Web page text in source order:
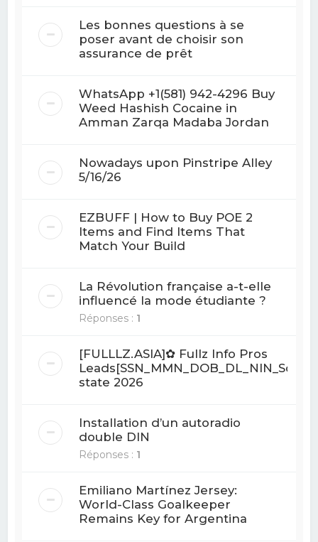
Les bonnes questions à se
poser avant de choisir son
assurance de prêt
WhatsApp +1(581) 942-4296 Buy
Weed Hashish Cocaine in
Amman Zarqa Madaba Jordan
Nowadays upon Pinstripe Alley
5/16/26
EZBUFF | How to Buy POE 2
Items and Find Items That
Match Your Build
La Révolution française a-t-elle
influencé la mode étudiante ?
Réponses : 1
[FULLLZ.ASIA]✿ Fullz Info Pros
state 2026
Installation d’un autoradio
double DIN
Réponses : 1
Emiliano Martínez Jersey:
World-Class Goalkeeper
Remains Key for Argentina